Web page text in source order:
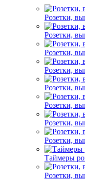
Розетки,
Розетки,
Розетки,
Розетки,
Розетки,
Розетки,
Розетки,
Розетки,
Таймеры
Розетки,